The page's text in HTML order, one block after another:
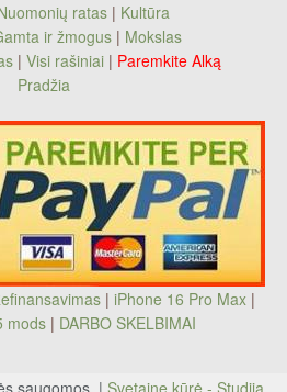
ratas| Kultūra
ir žmogus | Mokslas
| Visi rašiniai | Paremkite Alką
Pradžia
| iPhone 16 Pro Max|
mods | DARBO SKELBIMAI